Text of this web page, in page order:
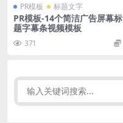
PR模板 标题文字
PR模板-14个简洁广告屏幕标
题字幕条视频模板
371